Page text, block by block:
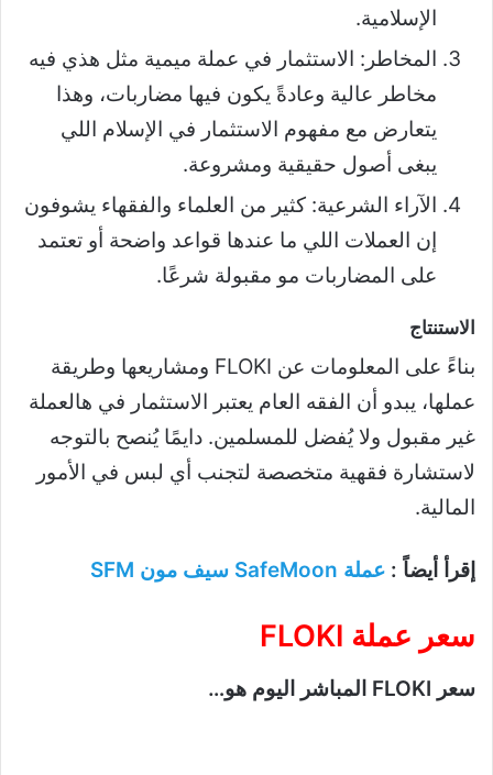
الإسلامية.
المخاطر: الاستثمار في عملة ميمية مثل هذي فيه
مخاطر عالية وعادةً يكون فيها مضاربات، وهذا
يتعارض مع مفهوم الاستثمار في الإسلام اللي
يبغى أصول حقيقية ومشروعة.
الآراء الشرعية: كثير من العلماء والفقهاء يشوفون
إن العملات اللي ما عندها قواعد واضحة أو تعتمد
على المضاربات مو مقبولة شرعًا.
الاستنتاج
بناءً على المعلومات عن FLOKI ومشاريعها وطريقة
عملها، يبدو أن الفقه العام يعتبر الاستثمار في هالعملة
غير مقبول ولا يُفضل للمسلمين. دايمًا يُنصح بالتوجه
لاستشارة فقهية متخصصة لتجنب أي لبس في الأمور
المالية.
إقرأ أيضاً : عملة SafeMoon سيف مون SFM
سعر عملة FLOKI
سعر FLOKI المباشر اليوم هو…